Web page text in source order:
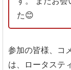
た😊
参加の皆様、コ
は、ロータステ